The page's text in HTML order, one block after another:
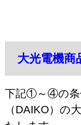
大光電機商
下記①～④の条
（DAIKO）の